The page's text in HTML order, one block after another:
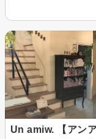
Un amiw. 【アンア